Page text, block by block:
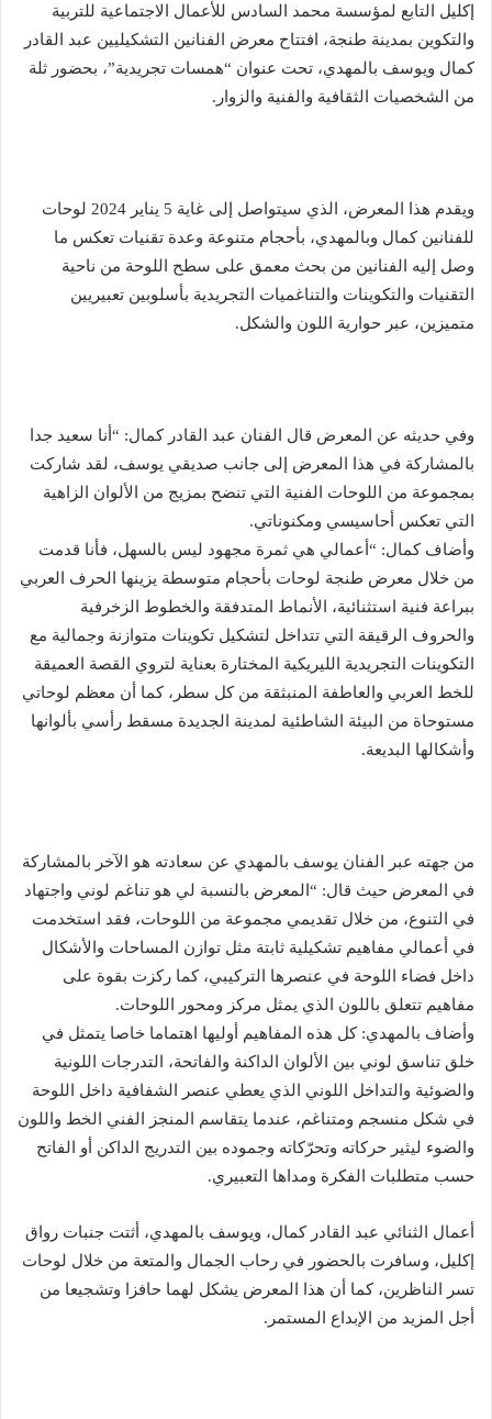
إكليل التابع لمؤسسة محمد السادس للأعمال الاجتماعية للتربية
والتكوين بمدينة طنجة، افتتاح معرض الفنانين التشكيليين عبد القادر
كمال ويوسف بالمهدي، تحت عنوان “همسات تجريدية”، بحضور ثلة
من الشخصيات الثقافية والفنية والزوار.
ويقدم هذا المعرض، الذي سيتواصل إلى غاية 5 يناير 2024 لوحات
للفنانين كمال وبالمهدي، بأحجام متنوعة وعدة تقنيات تعكس ما
وصل إليه الفنانين من بحث معمق على سطح اللوحة من ناحية
التقنيات والتكوينات والتناغميات التجريدية بأسلوبين تعبيريين
متميزين، عبر حوارية اللون والشكل.
وفي حديثه عن المعرض قال الفنان عبد القادر كمال: “أنا سعيد جدا
بالمشاركة في هذا المعرض إلى جانب صديقي يوسف، لقد شاركت
بمجموعة من اللوحات الفنية التي تنضح بمزيج من الألوان الزاهية
التي تعكس أحاسيسي ومكنوناتي.
وأضاف كمال: “أعمالي هي ثمرة مجهود ليس بالسهل، فأنا قدمت
من خلال معرض طنجة لوحات بأحجام متوسطة يزينها الحرف العربي
ببراعة فنية استثنائية، الأنماط المتدفقة والخطوط الزخرفية
والحروف الرقيقة التي تتداخل لتشكيل تكوينات متوازنة وجمالية مع
التكوينات التجريدية الليريكية المختارة بعناية لتروي القصة العميقة
للخط العربي والعاطفة المنبثقة من كل سطر، كما أن معظم لوحاتي
مستوحاة من البيئة الشاطئية لمدينة الجديدة مسقط رأسي بألوانها
وأشكالها البديعة.
من جهته عبر الفنان يوسف بالمهدي عن سعادته هو الآخر بالمشاركة
في المعرض حيث قال: “المعرض بالنسبة لي هو تناغم لوني واجتهاد
في التنوع، من خلال تقديمي مجموعة من اللوحات، فقد استخدمت
في أعمالي مفاهيم تشكيلية ثابتة مثل توازن المساحات والأشكال
داخل فضاء اللوحة في عنصرها التركيبي، كما ركزت بقوة على
مفاهيم تتعلق باللون الذي يمثل مركز ومحور اللوحات.
وأضاف بالمهدي: كل هذه المفاهيم أوليها اهتماما خاصا يتمثل في
خلق تناسق لوني بين الألوان الداكنة والفاتحة، التدرجات اللونية
والضوئية والتداخل اللوني الذي يعطي عنصر الشفافية داخل اللوحة
في شكل منسجم ومتناغم، عندما يتقاسم المنجز الفني الخط واللون
والضوء ليثير حركاته وتحرّكاته وجموده بين التدريج الداكن أو الفاتح
حسب متطلبات الفكرة ومداها التعبيري.
أعمال الثنائي عبد القادر كمال، ويوسف بالمهدي، أثتت جنبات رواق
إكليل، وسافرت بالحضور في رحاب الجمال والمتعة من خلال لوحات
تسر الناظرين، كما أن هذا المعرض يشكل لهما حافزا وتشجيعا من
أجل المزيد من الإبداع المستمر.